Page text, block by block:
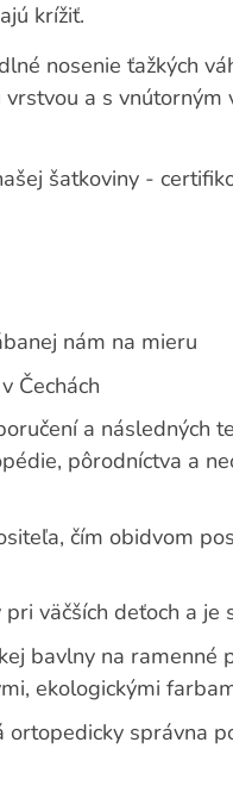
krížiť.
nosenie ťažkých
a s vnútorným
šatkoviny -
nám na mieru
Čechách
a následných
pôrodníctva a
čím obidvom
väčších deťoch a je
bavlny na ramenné
ekologickými
správna